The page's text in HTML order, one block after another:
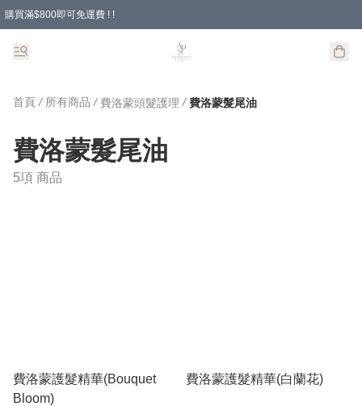
購買滿$800即可免運費 ! !
首頁 / 所有商品 / 費洛蒙頭髮護理 / 費洛蒙髮尾油
費洛蒙髮尾油
5項 商品
費洛蒙護髮精華(Bouquet
Bloom)
費洛蒙護髮精華(白蘭花)